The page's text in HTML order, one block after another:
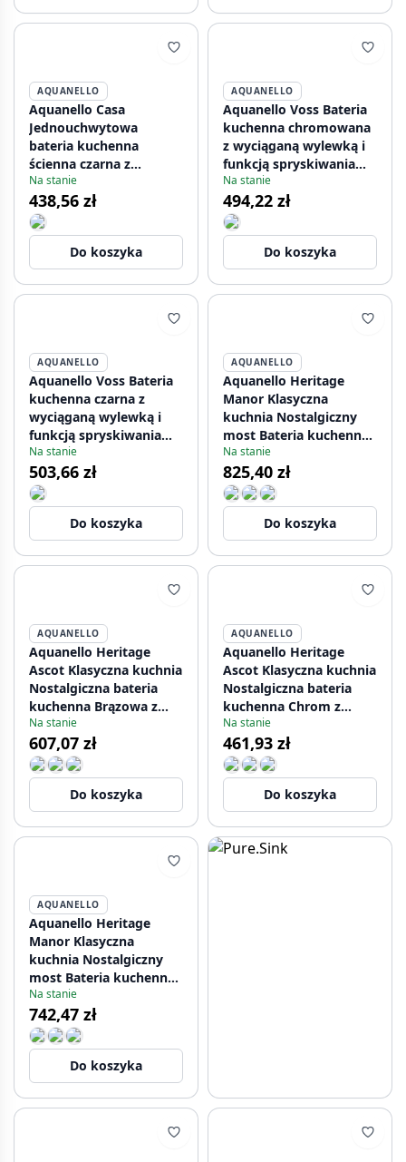
AQUANELLO
Aquanello Casa
Jednouchwytowa
bateria kuchenna
ścienna czarna z
wylewką 25 cm BL-1425-
CS
Na stanie
438,56 zł
Do koszyka
AQUANELLO
Aquanello Voss Bateria
kuchenna chromowana
z wyciąganą wylewką i
funkcją spryskiwania
CR-7200-VS
Na stanie
494,22 zł
Do koszyka
AQUANELLO
Aquanello Voss Bateria
kuchenna czarna z
wyciąganą wylewką i
funkcją spryskiwania
BL-7200-VS
Na stanie
503,66 zł
Do koszyka
AQUANELLO
Aquanello Heritage
Manor Klasyczna
kuchnia Nostalgiczny
most Bateria kuchenna
Chrom z białą rączką
CR-0010-HM
Na stanie
825,40 zł
Do koszyka
AQUANELLO
Aquanello Heritage
Ascot Klasyczna kuchnia
Nostalgiczna bateria
kuchenna Brązowa z
prostym wylewką BN-
4002-HA
Na stanie
607,07 zł
Do koszyka
AQUANELLO
Aquanello Heritage
Ascot Klasyczna kuchnia
Nostalgiczna bateria
kuchenna Chrom z
okrągłą wylewką CR-
4003-HA
Na stanie
461,93 zł
Do koszyka
AQUANELLO
Aquanello Heritage
Manor Klasyczna
kuchnia Nostalgiczny
most Bateria kuchenna
ze stali nierdzewnej z
białą rączką i okrągłą
wylewką NB-4001-HA
Na stanie
742,47 zł
Do koszyka